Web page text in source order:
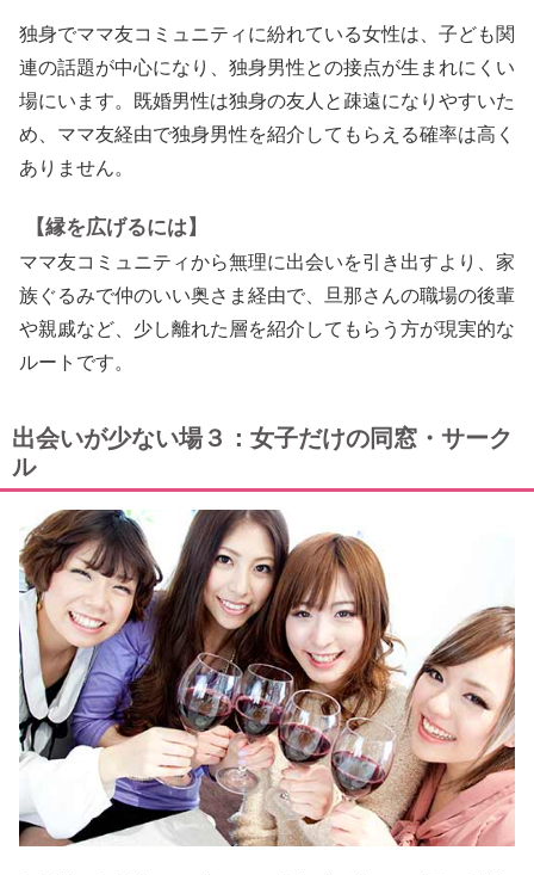
独身でママ友コミュニティに紛れている女性は、子ども関
連の話題が中心になり、独身男性との接点が生まれにくい
場にいます。既婚男性は独身の友人と疎遠になりやすいた
め、ママ友経由で独身男性を紹介してもらえる確率は高く
ありません。
【縁を広げるには】
ママ友コミュニティから無理に出会いを引き出すより、家
族ぐるみで仲のいい奥さま経由で、旦那さんの職場の後輩
や親戚など、少し離れた層を紹介してもらう方が現実的な
ルートです。
出会いが少ない場３：女子だけの同窓・サーク
ル